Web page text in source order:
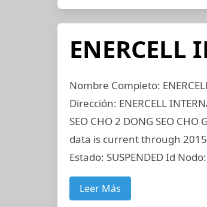
ENERCELL
Nombre Completo:
Dirección: ENERCELL
SEO CHO 2 DONG SEO
data is current through 2015
Estado: SUSPENDED Id
Leer Más